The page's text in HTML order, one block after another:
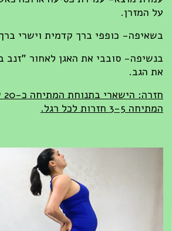
על המזרן.
בשאיפה- כופפי ברך קדמית וישרי
בנשיפה- סובבי את האגן לאחור "זנב
את הגב.
המתיחה 3-5 חזרות לכל רגל.